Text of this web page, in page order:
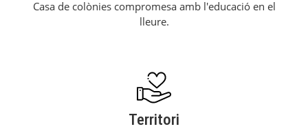
Casa de colònies compromesa amb l'educació en el
lleure.
Territori